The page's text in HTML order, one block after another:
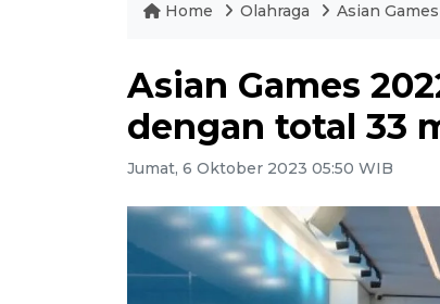
Home Olahraga Asian
Asian Games
dengan total 33
Jumat, 6 Oktober 2023 05:50 WIB